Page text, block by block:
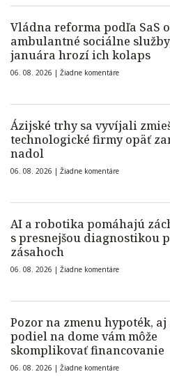
Vládna reforma podľa SaS
ambulantné sociálne
januára hrozí ich kolaps
06. 08. 2026 | Žiadne komentáre
Ázijské trhy sa vyvíjali
technologické firmy opäť
nadol
06. 08. 2026 | Žiadne komentáre
AI a robotika pomáhajú
s presnejšou diagnostikou
zásahoch
06. 08. 2026 | Žiadne komentáre
Pozor na zmenu hypoték, aj
podiel na dome vám môže
skomplikovať financovanie
06. 08. 2026 | Žiadne komentáre